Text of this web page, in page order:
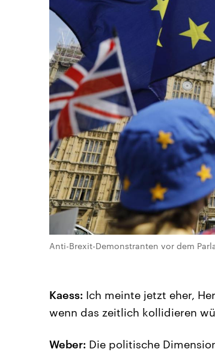
Anti-Brexit-Demonstranten vor dem
Kaess: Ich meinte jetzt eher,
wenn das zeitlich kollidieren
Weber: Die politische